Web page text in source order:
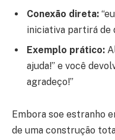
Conexão direta:
iniciativa partirá de
Exemplo prático:
ajuda!” e você
agradeço!”
Embora soe estranho
de uma construção